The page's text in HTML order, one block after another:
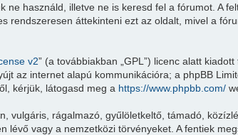
használd, illetve ne is keresd fel a fórumot. A
rendszeresen áttekinteni ezt az oldalt, mivel a
v2” (a továbbiakban „GPL”) licenc alatt
az internet alapú kommunikációra; a phpBB
kérjük, látogasd meg a https://www.phpbb.com/
vulgáris, rágalmazó, gyűlöletkeltő, támadó,
lévő vagy a nemzetközi törvényeket. A fentiek